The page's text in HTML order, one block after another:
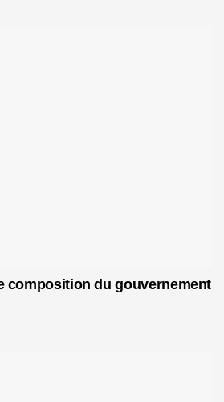
composition du gouvernement